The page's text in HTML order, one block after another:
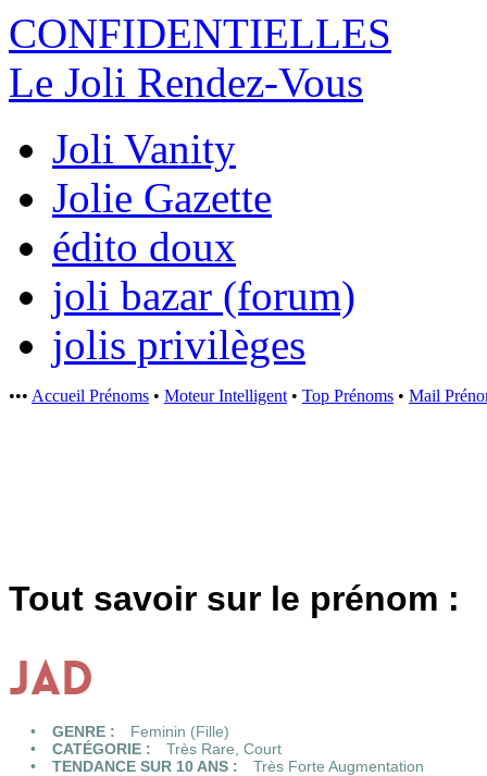
CONFIDENTIELLES
Le Joli Rendez-Vous
Joli Vanity
Jolie Gazette
édito doux
joli bazar (forum)
jolis privilèges
••• Accueil Prénoms • Moteur Intelligent • Top Prénoms • Mail
Tout savoir sur le prénom :
JAD
GENRE :
Feminin (Fille)
CATÉGORIE :
Très Rare Court
TENDANCE SUR 10 ANS :
Très Forte Augmentation